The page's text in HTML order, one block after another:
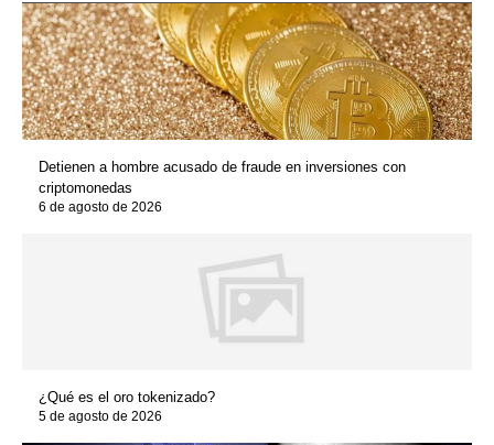
Detienen a hombre acusado de fraude en inversiones con
criptomonedas
6 de agosto de 2026
¿Qué es el oro tokenizado?
5 de agosto de 2026